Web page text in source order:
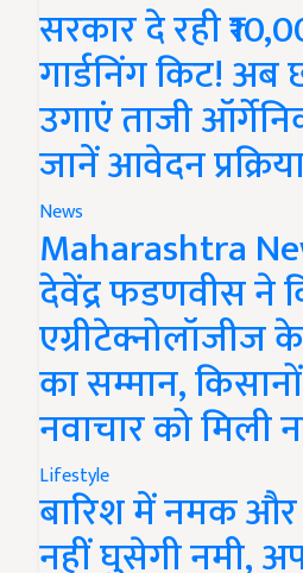
सरकार दे रही
गार्डनिंग किट!
उगाएं ताजी
जानें आवेदन
News
Maharashtra
देवेंद्र फडणवीस ने
एग्रीटेक्नोलॉजीज
का सम्मान,
नवाचार को मिली
Lifestyle
बारिश में नमक
नहीं घुसेगी नमी,